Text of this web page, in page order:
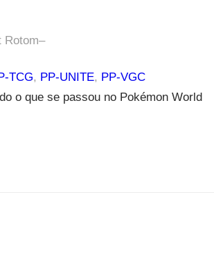
Rotom–
TCG, PP-UNITE, PP-VGC
o que se passou no Pokémon World